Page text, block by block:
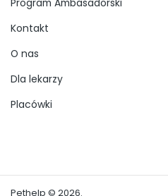
Kontakt
O nas
Dla lekarzy
Placówki
Pethelp © 2026.